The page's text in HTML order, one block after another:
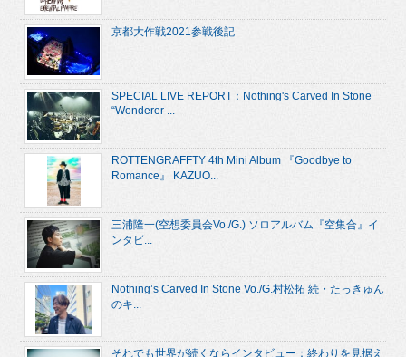
京都大作戦2021参戦後記
SPECIAL LIVE REPORT：Nothing's Carved In Stone
“Wonderer ...
ROTTENGRAFFTY 4th Mini Album 『Goodbye to
Romance』 KAZUO...
三浦隆一(空想委員会Vo./G.) ソロアルバム『空集合』イ
ンタビ...
Nothing’s Carved In Stone Vo./G.村松拓 続・たっきゅん
のキ...
それでも世界が続くならインタビュー：終わりを見据え